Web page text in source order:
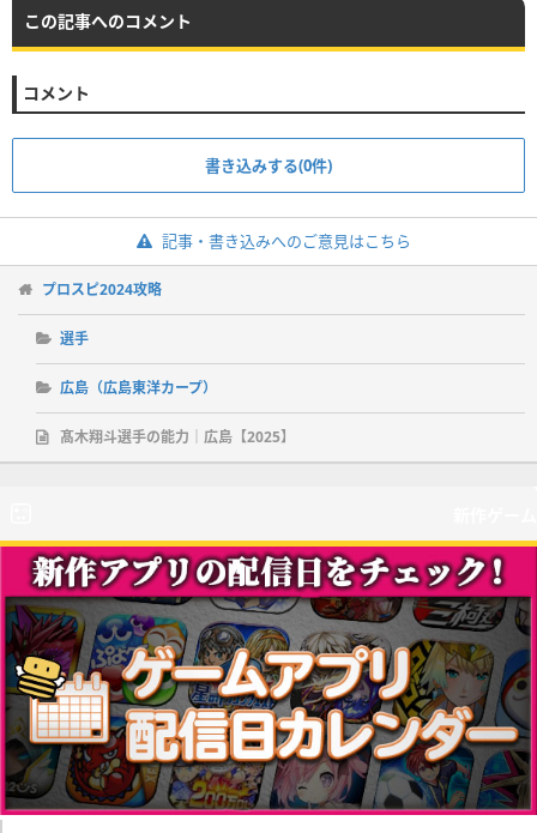
この記事へのコメント
コメント
書き込みする(0件)
記事・書き込みへのご意見はこちら
プロスピ2024攻略
選手
広島（広島東洋カープ）
髙木翔斗選手の能力｜広島【2025】